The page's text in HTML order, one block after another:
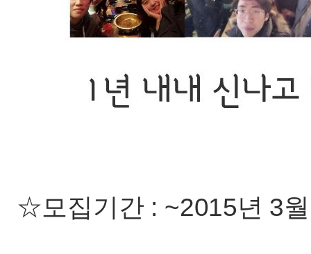
☆모집기간 : ~2015년 3